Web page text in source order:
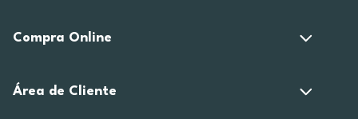
Compra Online
Área de Cliente